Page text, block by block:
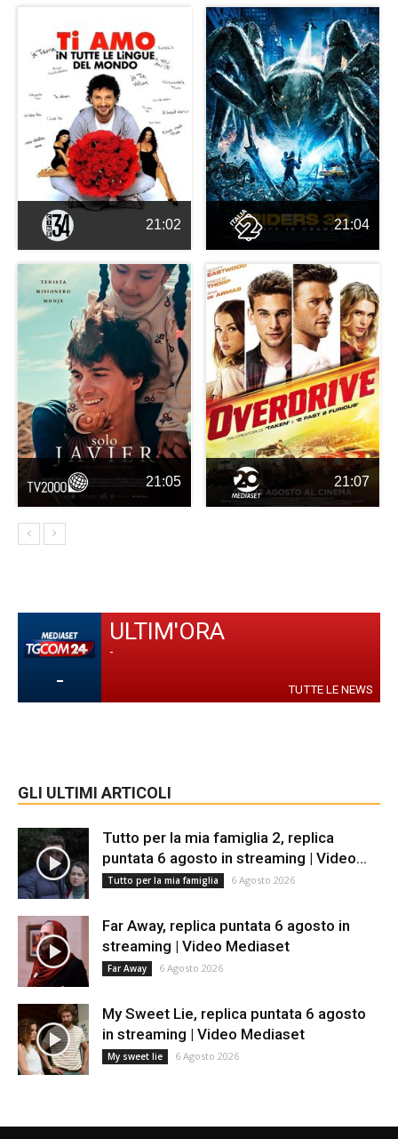
21:02 21:04
21:05 21:07
-
ULTIM'ORA
-
TUTTE LE NEWS
GLI ULTIMI ARTICOLI
Tutto per la mia famiglia 2, replica
puntata 6 agosto in streaming | Video...
Tutto per la mia famiglia 6 Agosto 2026
Far Away, replica puntata 6 agosto in
streaming | Video Mediaset
Far Away 6 Agosto 2026
My Sweet Lie, replica puntata 6 agosto
in streaming | Video Mediaset
My sweet lie 6 Agosto 2026